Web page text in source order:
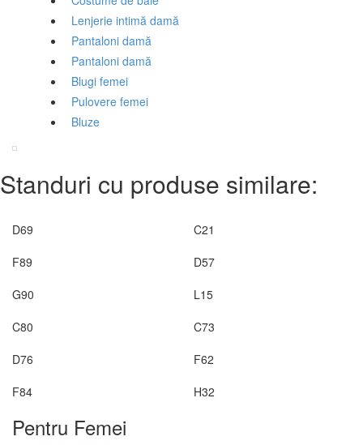
Lenjerie intimă damă
Pantaloni damă
Pantaloni damă
Blugi femei
Pulovere femei
Bluze
Standuri cu produse similare:
D69
C21
F89
D57
G90
L15
C80
C73
D76
F62
F84
H32
Pentru Femei